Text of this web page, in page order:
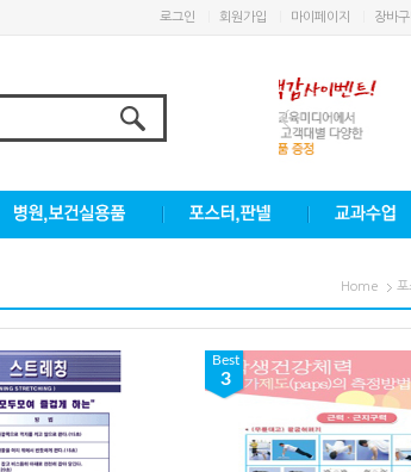
로그인 회원가입 마이페이지 장바구
Home 포
Best
3